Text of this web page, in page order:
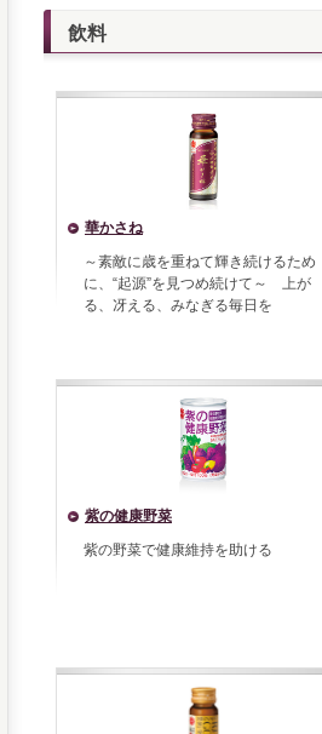
飲料
華かさね
～素敵に歳を重ねて輝き続けるため
に、“起源”を見つめ続けて～ 上が
る、冴える、みなぎる毎日を
紫の健康野菜
紫の野菜で健康維持を助ける